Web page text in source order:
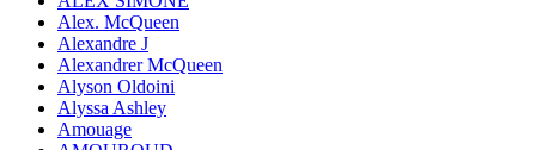
Alex. McQueen
Alexandre J
Alexandrer McQueen
Alyson Oldoini
Alyssa Ashley
Amouage